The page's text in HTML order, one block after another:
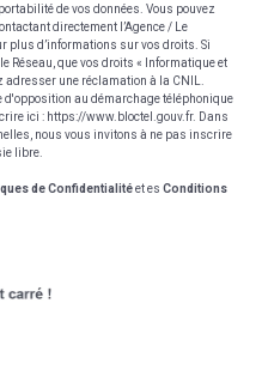
de vos données. Vous pouvez
directement l’Agence / Le
plus d’informations sur vos droits. Si
Réseau, que vos droits « Informatique et
adresser une réclamation à la CNIL.
d'opposition au démarchage téléphonique
ici : https://www.bloctel.gouv.fr. Dans
nous vous invitons à ne pas inscrire
libre.
de Confidentialitéet es Conditions